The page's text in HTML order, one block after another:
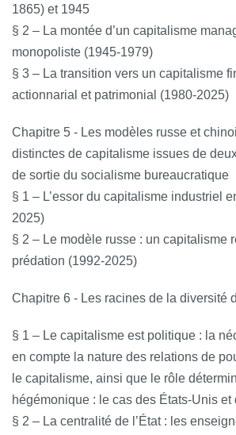
1865) et 1945
§ 2 – La montée d’un capitalisme
monopoliste (1945-1979)
§ 3 – La transition vers un capitalisme
actionnarial et patrimonial (1980-2025)
Chapitre 5 - Les modèles russe et
distinctes de capitalisme issues de
de sortie du socialisme bureaucratique
§ 1 – L’essor du capitalisme industriel
2025)
§ 2 – Le modèle russe : un capitalisme
prédation (1992-2025)
Chapitre 6 - Les racines de la diversité
§ 1 – Le capitalisme est politique : la
en compte la nature des relations de
le capitalisme, ainsi que le rôle
hégémonique : le cas des États-Unis et
§ 2 – La centralité de l’État : les